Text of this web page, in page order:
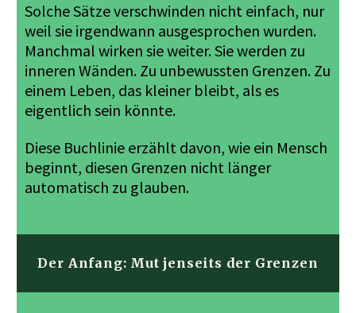
Solche Sätze verschwinden nicht einfach, nur
weil sie irgendwann ausgesprochen wurden.
Manchmal wirken sie weiter. Sie werden zu
inneren Wänden. Zu unbewussten Grenzen. Zu
einem Leben, das kleiner bleibt, als es
eigentlich sein könnte.
Diese Buchlinie erzählt davon, wie ein Mensch
beginnt, diesen Grenzen nicht länger
automatisch zu glauben.
Der Anfang: Mut jenseits der Grenzen